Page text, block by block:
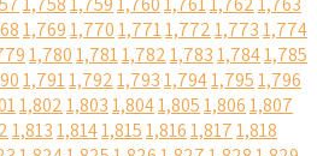
1,7691,7701,7711,7721,7731,774
1,7801,7811,7821,7831,7841,785
1,7911,7921,7931,7941,7951,796
1,8021,8031,8041,8051,8061,807
1,8131,8141,8151,8161,8171,818